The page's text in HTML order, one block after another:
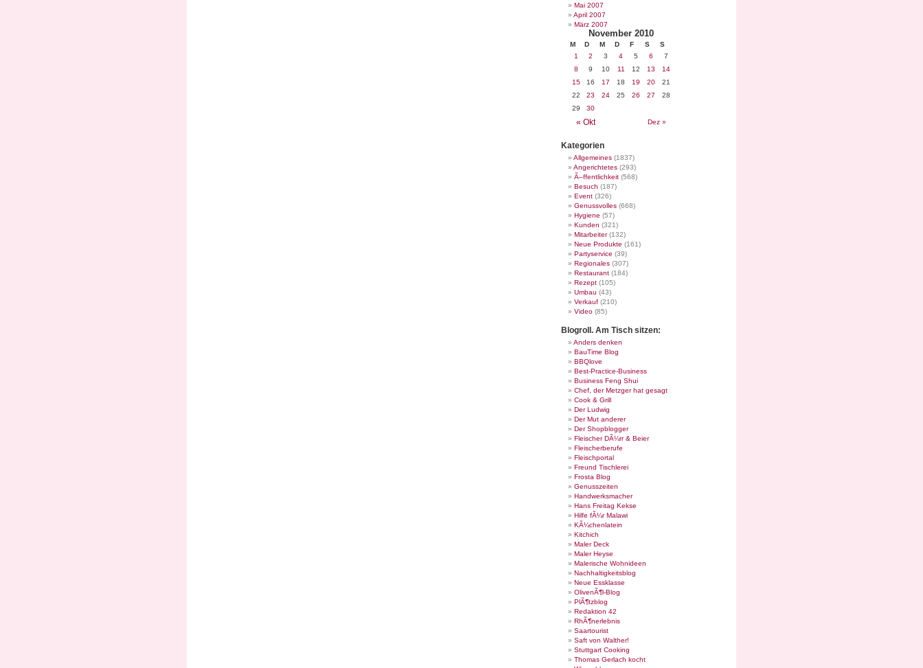
Mai 2007
April 2007
März 2007
November 2010
M D M D F S S
« Okt Dez »
1 2 3 4 5 6
7
8
9 10 11 12 13
14
15
16 17 18 19 20
21
22
23 24 25 26 27
28
29
30
Kategorien
Allgemeines (1837)
Angerichtetes (293)
Ã–ffentlichkeit (568)
Besuch (187)
Event (326)
Genussvolles (668)
Hygiene (57)
Kunden (321)
Mitarbeiter(132)
Neue Produkte (161)
Partyservice (39)
Regionales (307)
Restaurant (184)
Rezept (105)
Umbau (43)
Verkauf (210)
Video (85)
Blogroll. Am Tisch sitzen:
Anders denken
BauTime Blog
BBQlove
Best-Practice-Business
Business Feng Shui
Chef, der Metzger hat gesagt
Cook & Grill
Der Ludwig
Der Mut anderer
Der Shopblogger
Fleischer DÃ¼rr & Beier
Fleischerberufe
Fleischportal
Freund Tischlerei
Frosta Blog
Genusszeiten
Handwerksmacher
Hans Freitag Kekse
Hilfe fÃ¼r Malawi
KÃ¼chenlatein
Kitchich
Maler Deck
Maler Heyse
Malerische Wohnideen
Nachhaltigkeitsblog
Neue Essklasse
OlivenÃ¶l-Blog
PlÃ¶tzblog
Redaktion 42
RhÃ¶nerlebnis
Saartourist
Saft von Walther!
Stuttgart Cooking
Thomas Gerlach kocht